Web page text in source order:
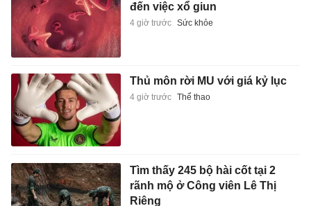
đến việc xổ giun
4 giờ trước Sức khỏe
Thủ môn rời MU với giá kỷ lục
4 giờ trước Thể thao
Tìm thấy 245 bộ hài cốt tại 2
rãnh mộ ở Công viên Lê Thị
Riêng